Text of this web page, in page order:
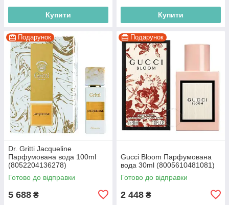
Купити Купити
Подарунок
Dr. Gritti Jacqueline
Парфумована вода 100ml
(8052204136278)
Готово до відправки
5 688 ₴
Подарунок
Gucci Bloom Парфумована
вода 30ml (8005610481081)
Готово до відправки
2 448 ₴